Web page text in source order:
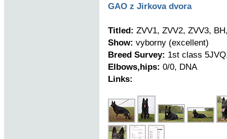
GAO z Jirkova dvora
Titled: ZVV1, ZVV2, ZVV3,
Show: vyborny (excellent)
Breed Survey: 1st class
Elbows,hips: 0/0, DNA
Links: